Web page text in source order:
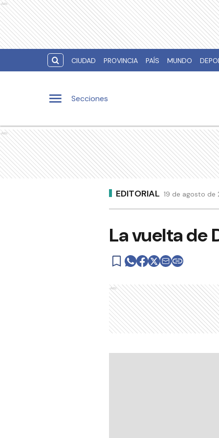
Ads
CIUDAD PROVINCIA PAÍS MUNDO
Secciones
Ads
EDITORIAL 19 de agosto de
La vuelta de
Ads